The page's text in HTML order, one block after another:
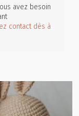
avez besoin
contact dès à